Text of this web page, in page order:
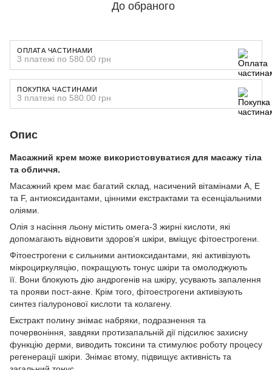
До обраного
ОПЛАТА ЧАСТИНАМИ
3 платежі по 580.00 грн
ПОКУПКА ЧАСТИНАМИ
3 платежі по 580.00 грн
Опис
Масажний крем може використовуватися для масажу тіла
та обличчя.
Масажний крем має багатий склад, насичений вітамінами А, Е
та F, антиоксидантами, цінними екстрактами та есенціальними
оліями.
Олія з насіння льону містить омега-3 жирні кислоти, які
допомагають відновити здоров’я шкіри, вміщує фіто­естрогени.
Фітоестрогени є сильними антиоксидантами, які активізують
мікроциркуляцію, покращують тонус шкіри та омолоджують
її. Вони блокують дію андрогенів на шкіру, усувають запалення
та прояви пост-акне. Крім того, фітоестрогени активізують
синтез гіалуронової кислоти та колагену.
Екстракт полину знімає набряки, подразнення та
почервоніння, завдяки протизапальній дії підсилює захисну
функцію дерми, виводить токсини та стимулює роботу процесу
регенерації шкіри. Знімає втому, підвищує активність та